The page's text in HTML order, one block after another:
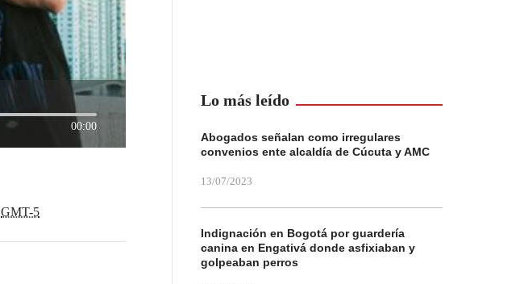
00:00
GMT-5
Lo más leído
Abogados señalan como irregulares
convenios ente alcaldía de Cúcuta y AMC
13/07/2023
Indignación en Bogotá por guardería
canina en Engativá donde asfixiaban y
golpeaban perros